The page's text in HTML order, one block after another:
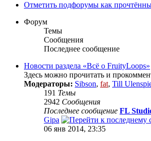
Отметить подфорумы как
Форум
Темы
Сообщения
Последнее сообщение
Новости раздела «Всё о FruityLoops»
Здесь можно прочитать и
Модераторы: Sibson, fat, Till
191 Темы
2942 Сообщения
Последнее сообщение FL
Gipa
06 янв 2014, 23:35